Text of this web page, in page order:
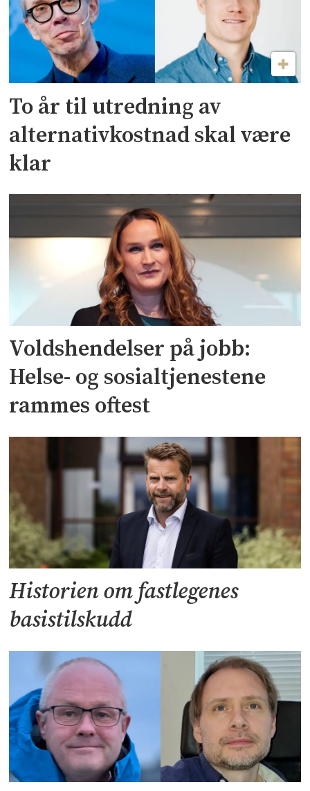
To år til utredning av
alternativkostnad skal være
klar
Voldshendelser på jobb:
Helse- og sosialtjenestene
rammes oftest
Historien om fastlegenes
basistilskudd